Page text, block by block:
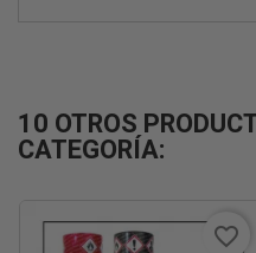
10 OTROS
CATEGORÍA:
favorite_border